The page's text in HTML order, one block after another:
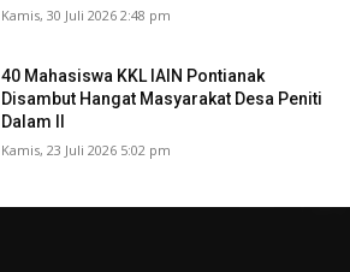
Kamis, 30 Juli 2026 2:48 pm
40 Mahasiswa KKL IAIN Pontianak
Disambut Hangat Masyarakat Desa Peniti
Dalam II
Kamis, 23 Juli 2026 5:02 pm